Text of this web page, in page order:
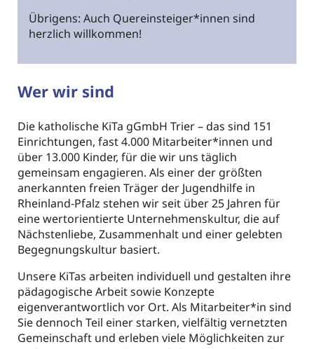
Übrigens: Auch Quereinsteiger*innen sind
herzlich willkommen!
Wer wir sind
Die katholische KiTa gGmbH Trier – das sind 151
Einrichtungen, fast 4.000 Mitarbeiter*innen und
über 13.000 Kinder, für die wir uns täglich
gemeinsam engagieren. Als einer der größten
anerkannten freien Träger der Jugendhilfe in
Rheinland-Pfalz stehen wir seit über 25 Jahren für
eine wertorientierte Unternehmenskultur, die auf
Nächstenliebe, Zusammenhalt und einer gelebten
Begegnungskultur basiert.
Unsere KiTas arbeiten individuell und gestalten ihre
pädagogische Arbeit sowie Konzepte
eigenverantwortlich vor Ort. Als Mitarbeiter*in sind
Sie dennoch Teil einer starken, vielfältig vernetzten
Gemeinschaft und erleben viele Möglichkeiten zur